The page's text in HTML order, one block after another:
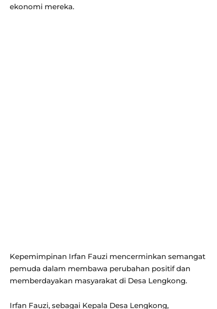
ekonomi mereka.
Kepemimpinan Irfan Fauzi mencerminkan semangat
pemuda dalam membawa perubahan positif dan
memberdayakan masyarakat di Desa Lengkong.
Irfan Fauzi, sebagai Kepala Desa Lengkong,